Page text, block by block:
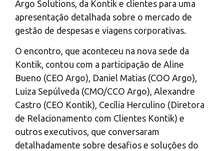
Argo Solutions, da Kontik e clientes para uma
apresentação detalhada sobre o mercado de
gestão de despesas e viagens corporativas.
O encontro, que aconteceu na nova sede da
Kontik, contou com a participação de Aline
Bueno (CEO Argo), Daniel Matias (COO Argo),
Luiza Sepúlveda (CMO/CCO Argo), Alexandre
Castro (CEO Kontik), Cecília Herculino (Diretora
de Relacionamento com Clientes Kontik) e
outros executivos, que conversaram
detalhadamente sobre desafios e soluções do